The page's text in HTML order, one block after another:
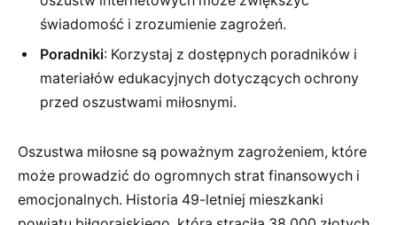
świadomość i zrozumienie zagrożeń.
Poradniki: Korzystaj z dostępnych poradników i
materiałów edukacyjnych dotyczących ochrony
przed oszustwami miłosnymi.
Oszustwa miłosne są poważnym zagrożeniem, które
może prowadzić do ogromnych strat finansowych i
emocjonalnych. Historia 49-letniej mieszkanki